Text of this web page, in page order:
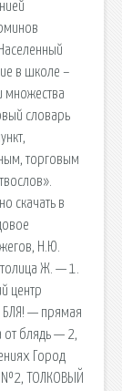
в школе –
множества
словарь
торговым
скачать в
Н.Ю.
Ж. — 1.
центр
БЛЯ! — прямая
от блядь — 2,
Город
№2, ТОЛКОВЫЙ